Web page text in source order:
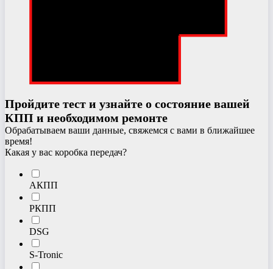
Пройдите тест и узнайте о состояние вашей
КПП и необходимом ремонте
Обрабатываем ваши данные, свяжемся с вами в ближайшее
время!
Какая у вас коробка передач?
АКПП
РКПП
DSG
S-Tronic